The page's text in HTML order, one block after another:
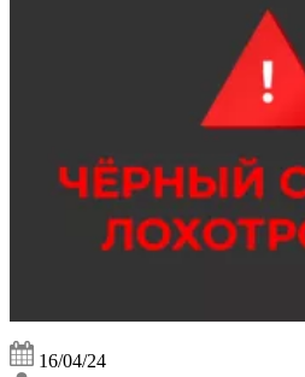
16/04/24